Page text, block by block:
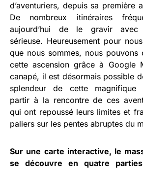
d’aventuriers, depuis sa première
De nombreux itinéraires
aujourd’hui de le gravir avec
sérieuse. Heureusement pour
que nous sommes, nous pouvons
cette ascension grâce à Google
canapé, il est désormais possible
splendeur de cette
partir à la rencontre de ces
qui ont repoussé leurs limites et
paliers sur les pentes abruptes du
Sur une carte interactive, le
se découvre en quatre